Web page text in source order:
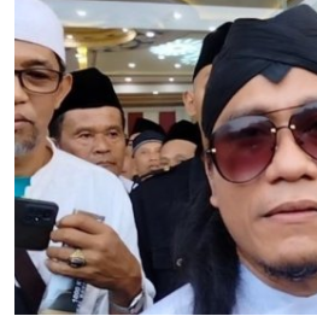
Home
Contact
News
Redaksi
Politik
Olahraga